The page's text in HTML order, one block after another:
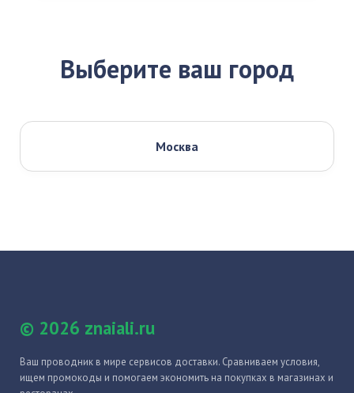
Выберите ваш город
Москва
© 2026 znaiali.ru
Ваш проводник в мире сервисов доставки. Сравниваем условия,
ищем промокоды и помогаем экономить на покупках в магазинах и